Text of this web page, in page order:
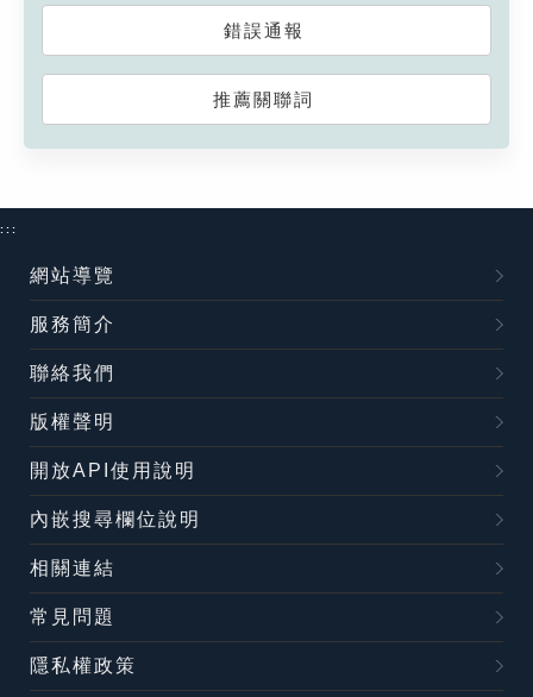
錯誤通報
推薦關聯詞
:::
網站導覽
服務簡介
聯絡我們
版權聲明
開放API使用說明
內嵌搜尋欄位說明
相關連結
常見問題
隱私權政策